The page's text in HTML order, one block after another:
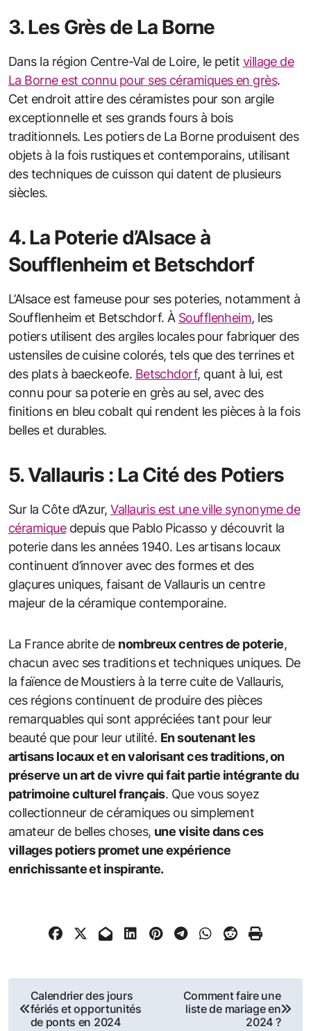
3. Les Grès de La Borne
Dans la région Centre-Val de Loire, le petit village de
La Borne est connu pour ses céramiques en grès.
Cet endroit attire des céramistes pour son argile
exceptionnelle et ses grands fours à bois
traditionnels. Les potiers de La Borne produisent des
objets à la fois rustiques et contemporains, utilisant
des techniques de cuisson qui datent de plusieurs
siècles.
4. La Poterie d’Alsace à
Soufflenheim et Betschdorf
L’Alsace est fameuse pour ses poteries, notamment à
Soufflenheim et Betschdorf. À Soufflenheim, les
potiers utilisent des argiles locales pour fabriquer des
ustensiles de cuisine colorés, tels que des terrines et
des plats à baeckeofe. Betschdorf, quant à lui, est
connu pour sa poterie en grès au sel, avec des
finitions en bleu cobalt qui rendent les pièces à la fois
belles et durables.
5. Vallauris : La Cité des Potiers
Sur la Côte d’Azur,Vallauris est une ville synonyme de
céramiquedepuis que Pablo Picasso y découvrit la
poterie dans les années 1940. Les artisans locaux
continuent d’innover avec des formes et des
glaçures uniques, faisant de Vallauris un centre
majeur de la céramique contemporaine.
La France abrite de nombreux centres de poterie,
chacun avec ses traditions et techniques uniques. De
la faïence de Moustiers à la terre cuite de Vallauris,
ces régions continuent de produire des pièces
remarquables qui sont appréciées tant pour leur
beauté que pour leur utilité. En soutenant les
artisans locaux et en valorisant ces traditions, on
préserve un art de vivre qui fait partie intégrante du
patrimoine culturel français. Que vous soyez
collectionneur de céramiques ou simplement
amateur de belles choses, une visite dans ces
villages potiers promet une expérience
enrichissante et inspirante.
Navigation
de
Calendrier des jours
fériés et opportunités
de ponts en 2024
Comment faire une
liste de mariage en
2024 ?